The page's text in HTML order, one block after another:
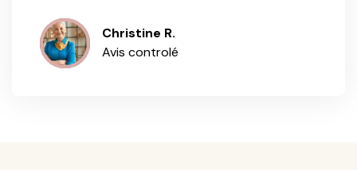
Christine R.
Avis controlé